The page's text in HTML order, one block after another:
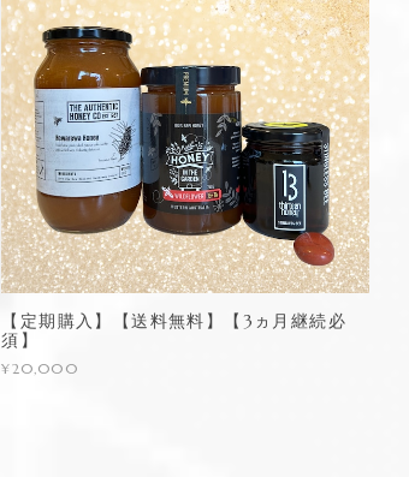
【定期購入】【送料無料】【3ヵ月継続必
須】
¥20,000